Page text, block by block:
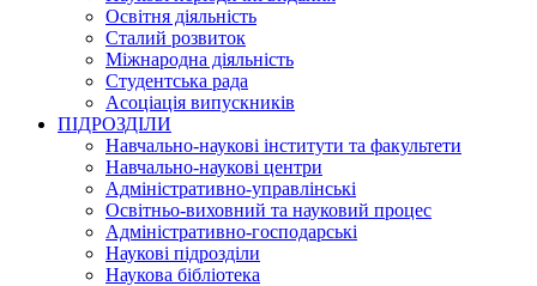
Освітня діяльність
Сталий розвиток
Міжнародна діяльність
Студентська рада
Асоціація випускників
ПІДРОЗДІЛИ
Навчально-наукові інститути та факультети
Навчально-наукові центри
Адміністративно-управлінські
Освітньо-виховний та науковий процес
Адміністративно-господарські
Наукові підрозділи
Наукова бібліотека